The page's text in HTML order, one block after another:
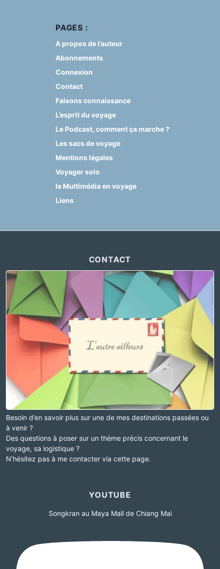
PAGES :
A propos de l’auteur
Abonnements
Connexion
Contact
Faisons connaissance
L’esprit du voyage
Le Podcast, comment ça marche ?
Les sacs de voyage
Mentions légales
Voyager solo
le Multimédia en voyage
Liens
CONTACT
Besoin d’en savoir plus sur une de mes destinations passées ou
à venir ?
Des questions à poser sur un thème précis concernant le
voyage, sa logistique ?
N’hésitez pas à me contacter via cette page.
YOUTUBE
Songkran au Maya Mall de Chiang Mai